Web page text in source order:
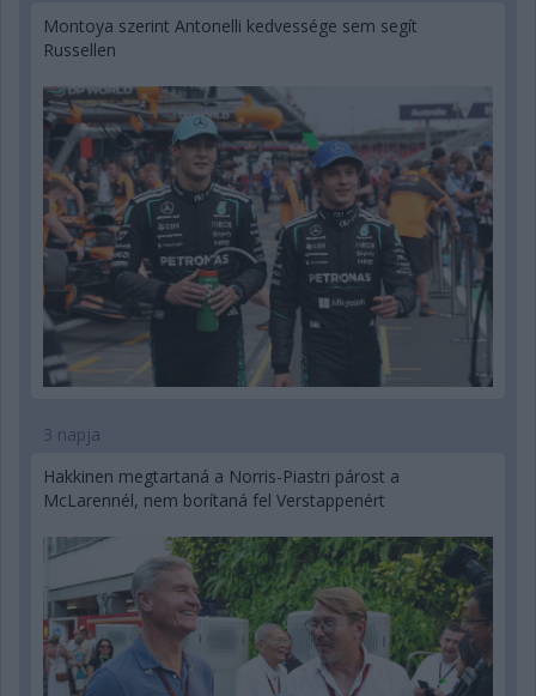
Montoya szerint Antonelli kedvessége sem segít
Russellen
3 napja
Hakkinen megtartaná a Norris-Piastri párost a
McLarennél, nem borítaná fel Verstappenért